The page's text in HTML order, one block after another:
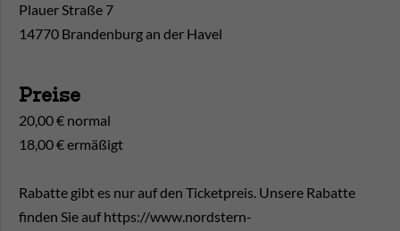
Plauer Straße 7
14770 Brandenburg an der Havel
Preise
20,00 € normal
18,00 € ermäßigt
Rabatte gibt es nur auf den Ticketpreis. Unsere Rabatte
finden Sie auf https://www.nordstern-